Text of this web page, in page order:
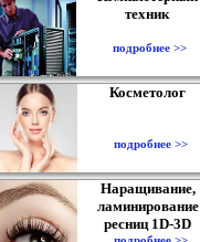
техник
подробнее >>
Косметолог
подробнее >>
Наращивание,
ламинирование
ресниц 1D-3D